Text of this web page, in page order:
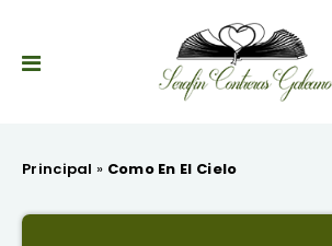
Principal » Como En El Cielo